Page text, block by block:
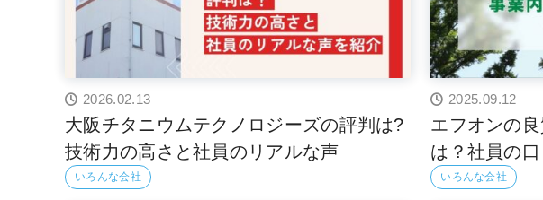
2026.02.13
大阪チタニウムテクノロジーズの評判は?
技術力の高さと社員のリアルな声
いろんな会社
2025.09.12
エフオンの
は？社員の口
いろんな会社